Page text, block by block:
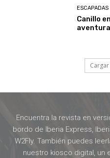
ESCAPADAS
Canillo
Encuentra la revista en
bordo de Iberia Express,
W2Fly. También puedes
nuestro kiosco digital, un